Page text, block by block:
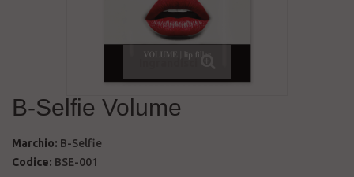
Ingrandisci
B-Selfie Volume
Marchio: B-Selfie
Codice: BSE-001